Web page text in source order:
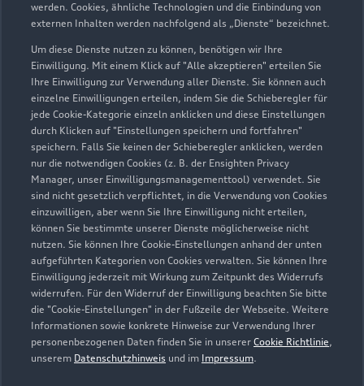
werden. Cookies, ähnliche Technologien und die Einbindung von
externen Inhalten werden nachfolgend als „Dienste“ bezeichnet.
Um diese Dienste nutzen zu können, benötigen wir Ihre
Einwilligung. Mit einem Klick auf "Alle akzeptieren" erteilen Sie
Ihre Einwilligung zur Verwendung aller Dienste. Sie können auch
einzelne Einwilligungen erteilen, indem Sie die Schieberegler für
jede Cookie-Kategorie einzeln anklicken und diese Einstellungen
durch Klicken auf "Einstellungen speichern und fortfahren"
speichern. Falls Sie keinen der Schieberegler anklicken, werden
nur die notwendigen Cookies (z. B. der Ensighten Privacy
Manager, unser Einwilligungsmanagementtool) verwendet. Sie
sind nicht gesetzlich verpflichtet, in die Verwendung von Cookies
einzuwilligen, aber wenn Sie Ihre Einwilligung nicht erteilen,
können Sie bestimmte unserer Dienste möglicherweise nicht
nutzen. Sie können Ihre Cookie-Einstellungen anhand der unten
aufgeführten Kategorien von Cookies verwalten. Sie können Ihre
Einwilligung jederzeit mit Wirkung zum Zeitpunkt des Widerrufs
widerrufen. Für den Widerruf der Einwilligung beachten Sie bitte
die "Cookie-Einstellungen" in der Fußzeile der Webseite. Weitere
Informationen sowie konkrete Hinweise zur Verwendung Ihrer
personenbezogenen Daten finden Sie in unserer Cookie Richtlinie,
unserem Datenschutzhinweis und im Impressum.
Zur Reparatur